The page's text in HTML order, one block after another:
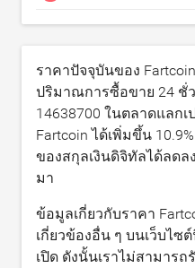
ราคาปัจจุบันของ Fartcoin
ปริมาณการซื้อขาย 24 ชั่ว
14638700 ในตลาดแลกเ
Fartcoin ได้เพิ่มขึ้น 10.9
ของสกุลเงินดิจิทัลได้ลดลง
มา
ข้อมูลเกี่ยวกับราคา
เกี่ยวข้องอื่น ๆ บนเว็บไ
เปิด ดังนั้นเราไม่สามาร